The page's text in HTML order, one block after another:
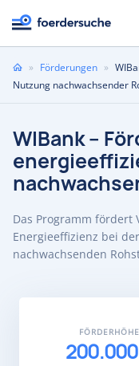
Sie
sind
» Förderungen »
Nutzung nachwachsender
WIBank –
Das Programm fördert
Energieeffizienz bei
nachwachsenden
FÖRDERHÖHE